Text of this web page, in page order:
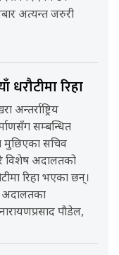
अत्यन्त जरुरी
रिहा
अन्तर्राष्ट्रिय
सम्बन्धित
मुछिएका सचिव
विशेष अदालतको
रिहा भएका छन्।
अदालतका
पौडेल,